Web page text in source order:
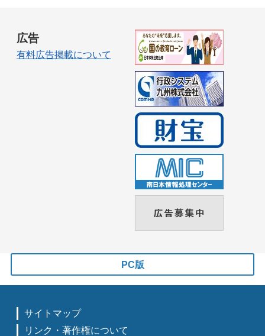
広告
有料広告掲載について
PC版
サイトマップ
リンク・著作権について